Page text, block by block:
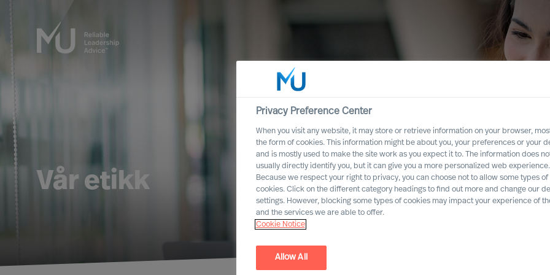
Vår etikk
Privacy Preference Center
When you visit any website, it may store or retrieve information on your browser,
the form of cookies. This information might be about you, your preferences or your
and is mostly used to make the site work as you expect it to. The information does
usually directly identify you, but it can give you a more personalized web experience.
Because we respect your right to privacy, you can choose not to allow some types of
cookies. Click on the different category headings to find out more and change our
settings. However, blocking some types of cookies may impact your experience of
and the services we are able to offer.
Cookie Notice
Allow All